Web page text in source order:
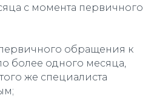
с момента первичного
обращения к
более одного месяца,
же специалиста